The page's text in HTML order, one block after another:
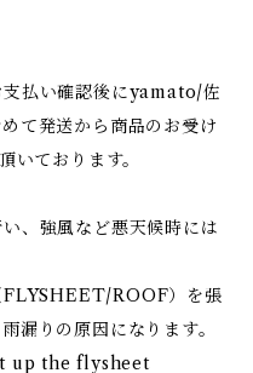
払い確認後にyamato/佐
て発送から商品のお受け
いております。
、強風など悪天候時には
FLYSHEET/ROOF）を張
漏りの原因になります。
up the flysheet